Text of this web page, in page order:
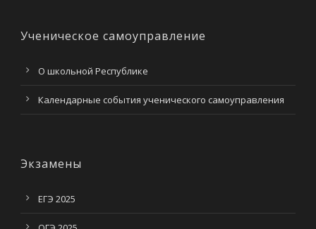
Ученическое самоуправление
О школьной Республике
Календарные события ученического самоуправления
Экзамены
ЕГЭ 2025